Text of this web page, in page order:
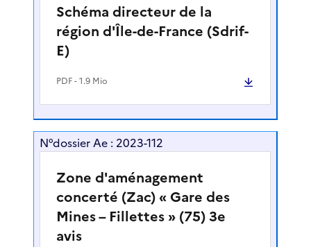
Schéma directeur de la
région d'Île-de-France (Sdrif-
E)
PDF- 1.9 Mio
N°dossier Ae : 2023-112
Zone d'aménagement
concerté (Zac) « Gare des
Mines – Fillettes » (75) 3e
avis